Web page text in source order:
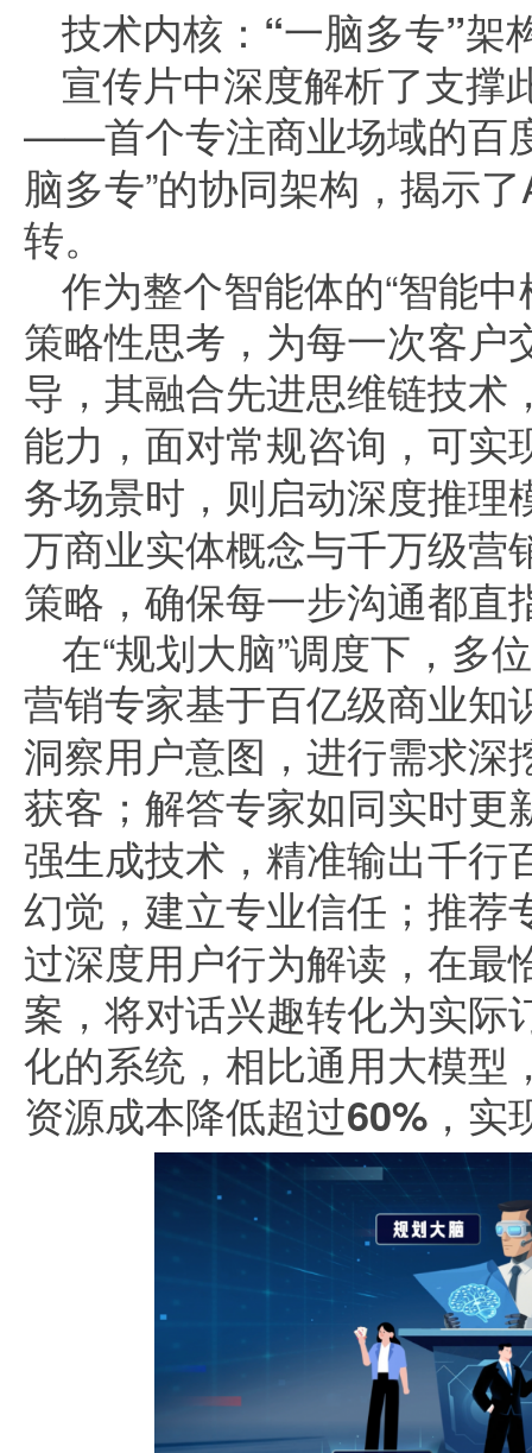
技术内核：“一脑多专”架
宣传片中深度解析了支撑
——首个专注商业场域的百
脑多专”的协同架构，揭示
转。
作为整个智能体的“智能
策略性思考，为每一次客户
导，其融合先进思维链技术
能力 ，面对常规咨询，可
务场景时，则启动深度推理
万商业实体概念与千万级营
策略，确保每一步沟通都直
在“规划大脑”调度下，多
营销专家基于百亿级商业知
洞察用户意图，进行需求深
获客； 解答专家如同实时更
强生成技术，精准输出千行
幻觉，建立专业信任； 推荐
过深度用户行为解读，在最
案，将对话兴趣转化为实际
化的系统，相比通用大模型
资源成本降低超过60%，